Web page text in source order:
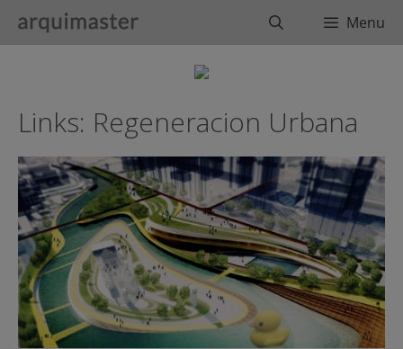
BuscarMenu
Links: Regeneracion Urbana